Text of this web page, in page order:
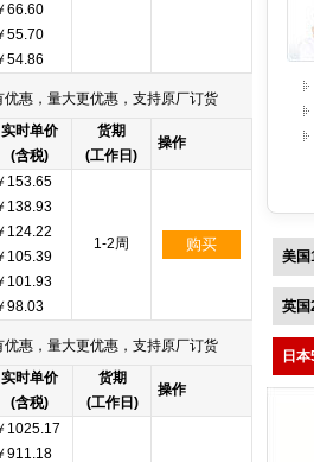
66.60
55.70
54.86
惠，量大更优惠，支持原厂订货
实时单价
(含税)
货期
(工作日)
操作
153.65
138.93
124.22
105.39
101.93
98.03
1-2周 购买
惠，量大更优惠，支持原厂订货
实时单价
(含税)
货期
(工作日)
操作
1025.17
911.18
美国
英国
日